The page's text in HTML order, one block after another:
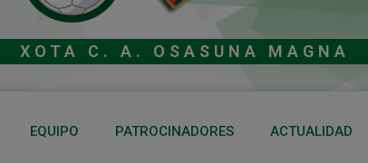
XOTA C. A. OSASUNA MAGNA
EQUIPO PATROCINADORES ACTUALIDAD